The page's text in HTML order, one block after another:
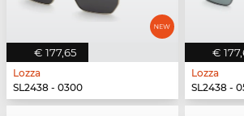
€ 177,65
Lozza
SL2438 - 0300
€
Lozza
SL2438 -